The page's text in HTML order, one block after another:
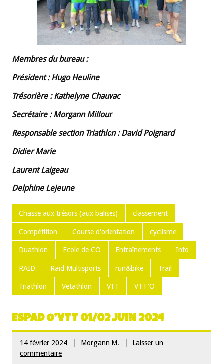
Membres du bureau :
Président : Hugo Heuline
Trésorière : Kathelyne Chauvac
Secrétaire : Morgann Millour
Responsable section Triathlon : David Poignard
Didier Marie
Laurent Laigeau
Delphine Lejeune
Chasse aux trésors (aux balises) classement
Compétition Course d'orientation cyclisme
Duathlon Ecole de CO Entraînements Info
RAID Raid Multisports run&bike Trail
Triathlon Vetathlon VTT VTT'O
ESPAD O’VTT 01/02 JUIN 2024
14 février 2024 Morgann M.
Laisser un
commentaire